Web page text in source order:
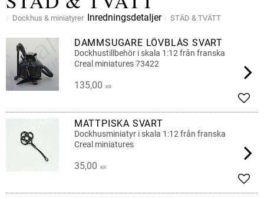
Dockhus & miniatyrer Inredningsdetaljer STÄD & TVÄTT
DAMMSUGARE LÖVBLÅS SVART
Dockhustillbehör i skala 1:12 från franska
Creal miniatures 73422
135,00 KR
MATTPISKA SVART
Dockhusminiatyr i skala 1:12 från franska
Creal miniatures
35,00 KR